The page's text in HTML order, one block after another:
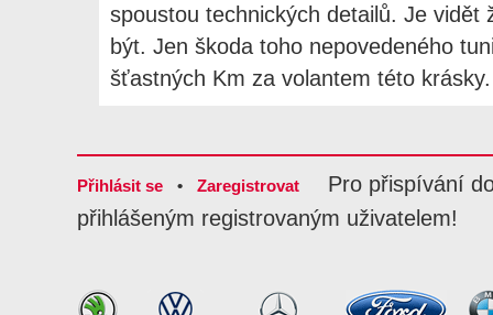
spoustou technických detailů. Je vidět
být. Jen škoda toho nepovedeného
šťastných Km za volantem této krásky.
Přihlásit se • Zaregistrovat
Pro přispívání
přihlášeným registrovaným uživatelem!